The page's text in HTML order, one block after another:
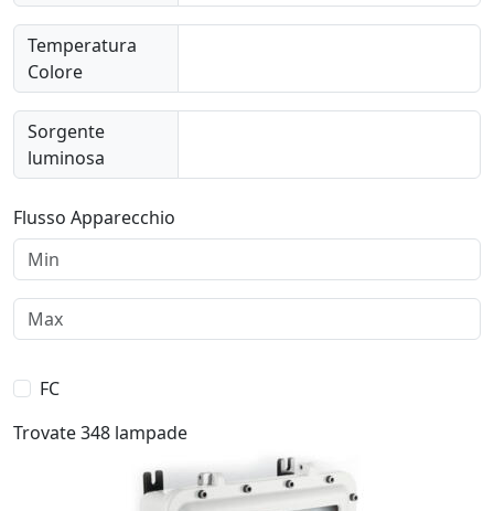
Temperatura
Colore
Sorgente
luminosa
Flusso Apparecchio
FC
Trovate 348 lampade